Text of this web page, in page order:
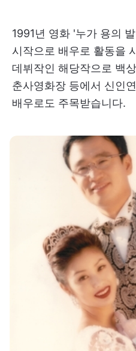
1991년 영화 '누가 용의
시작으로 배우로 활동을
데뷔작인 해당작으로 백
춘사영화장 등에서 신인
배우로도 주목받습니다.